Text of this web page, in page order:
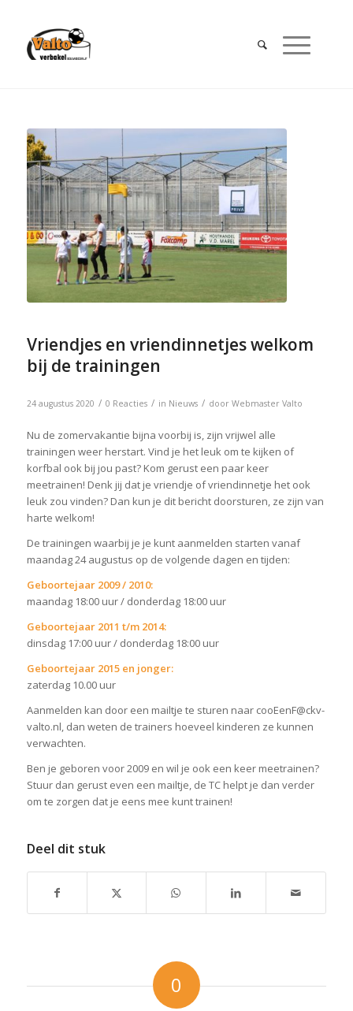
Vriendjes en vriendinnetjes welkom
bij de trainingen
24 augustus 2020 / 0 Reacties / in Nieuws / door Webmaster Valto
Nu de zomervakantie bijna voorbij is, zijn vrijwel alle
trainingen weer herstart. Vind je het leuk om te kijken of
korfbal ook bij jou past? Kom gerust een paarkeer
meetrainen! Denk jij dat je vriendje of vriendinnetje het ook
leuk zou vinden? Dan kun je dit bericht doorsturen, ze zijn van
harte welkom!
De trainingen waarbij je je kunt aanmelden starten vanaf
maandag 24 augustus op de volgende dagen en tijden:
Geboortejaar 2009 / 2010:
maandag 18:00 uur / donderdag 18:00 uur
Geboortejaar 2011 t/m 2014:
dinsdag 17:00 uur / donderdag 18:00 uur
Geboortejaar 2015 en jonger:
zaterdag 10.00 uur
Aanmelden kan door een mailtje te sturen naar cooEenF@ckv-
valto.nl, dan weten de trainers hoeveel kinderen ze kunnen
verwachten.
Ben je geboren voor 2009 en wil je ook een keer meetrainen?
Stuur dan gerust even een mailtje, de TC helpt je dan verder
om te zorgen dat je eens mee kunt trainen!
Deel dit stuk
0